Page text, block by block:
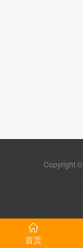
Copyright
首页